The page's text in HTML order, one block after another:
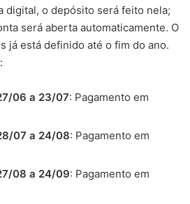
digital, o depósito será feito nela;
será aberta automaticamente. O
já está definido até o fim do ano.
06 a 23/07: Pagamento em
07 a 24/08: Pagamento em
08 a 24/09: Pagamento em